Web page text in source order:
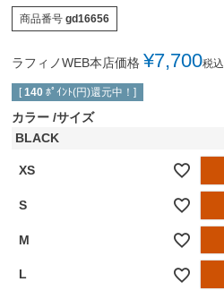
商品番号 gd16656
ラフィノWEB本店価格 ¥7,700税込
[ 140 ﾎﾟｲﾝﾄ(円)還元中！]
カラー サイズ
BLACK
XS
S
M
L